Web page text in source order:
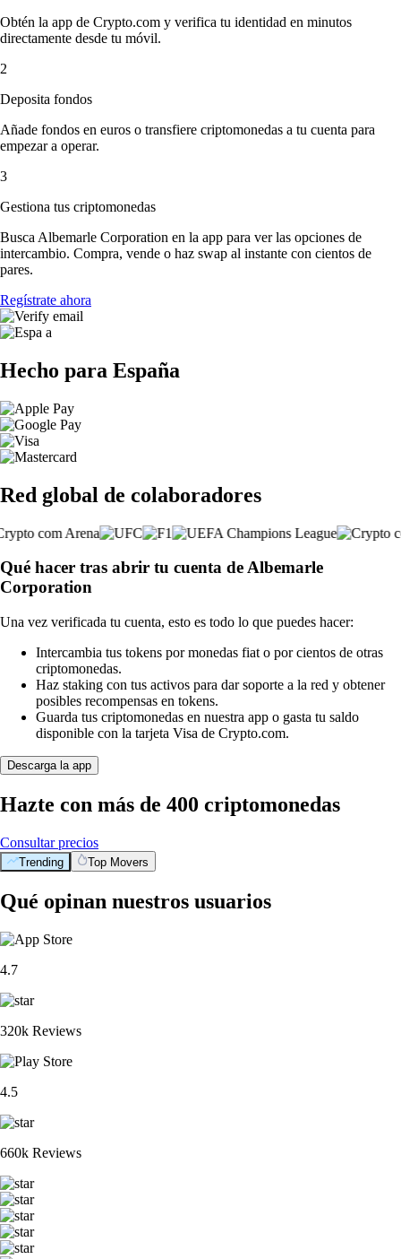
Obtén la app de Crypto.com y verifica tu identidad en minutos
directamente desde tu móvil.
2
Deposita fondos
Añade fondos en euros o transfiere criptomonedas a tu cuenta para
empezar a operar.
3
Gestiona tus criptomonedas
Busca Albemarle Corporation en la app para ver las opciones de
intercambio. Compra, vende o haz swap al instante con cientos de
pares.
Regístrate ahora
Hecho para España
Red global de colaboradores
Qué hacer tras abrir tu cuenta de Albemarle
Corporation
Una vez verificada tu cuenta, esto es todo lo que puedes hacer:
Intercambia tus tokens por monedas fiat o por cientos de otras
criptomonedas.
Haz staking con tus activos para dar soporte a la red y obtener
posibles recompensas en tokens.
Guarda tus criptomonedas en nuestra app o gasta tu saldo
disponible con la tarjeta Visa de Crypto.com.
Descarga la app
Hazte con más de 400 criptomonedas
Consultar precios
Trending Top Movers
Qué opinan nuestros usuarios
4.7
320k Reviews
4.5
660k Reviews